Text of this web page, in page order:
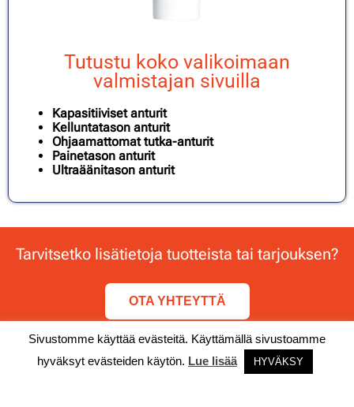
Tutustu koko valikoimaan
valmistajan sivuilla
Kapasitiiviset anturit
Kelluntatason anturit
Ohjaamattomat tutka-anturit
Painetason anturit
Ultraäänitason anturit
Tarvitsetko lisätietoja tuotteista tai tarjouksen?
OTA YHTEYTTÄ
© Timeless Technology / Timeless Group Oy
Sivustomme käyttää evästeitä. Käyttämällä sivustoamme
hyväksyt evästeiden käytön. Lue lisää HYVÄKSY